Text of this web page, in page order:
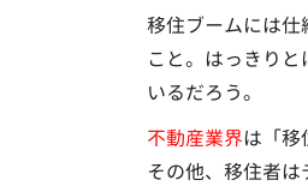
移住ブームには
こと。はっきり
いるだろう。
不動産業界は「
その他、移住者